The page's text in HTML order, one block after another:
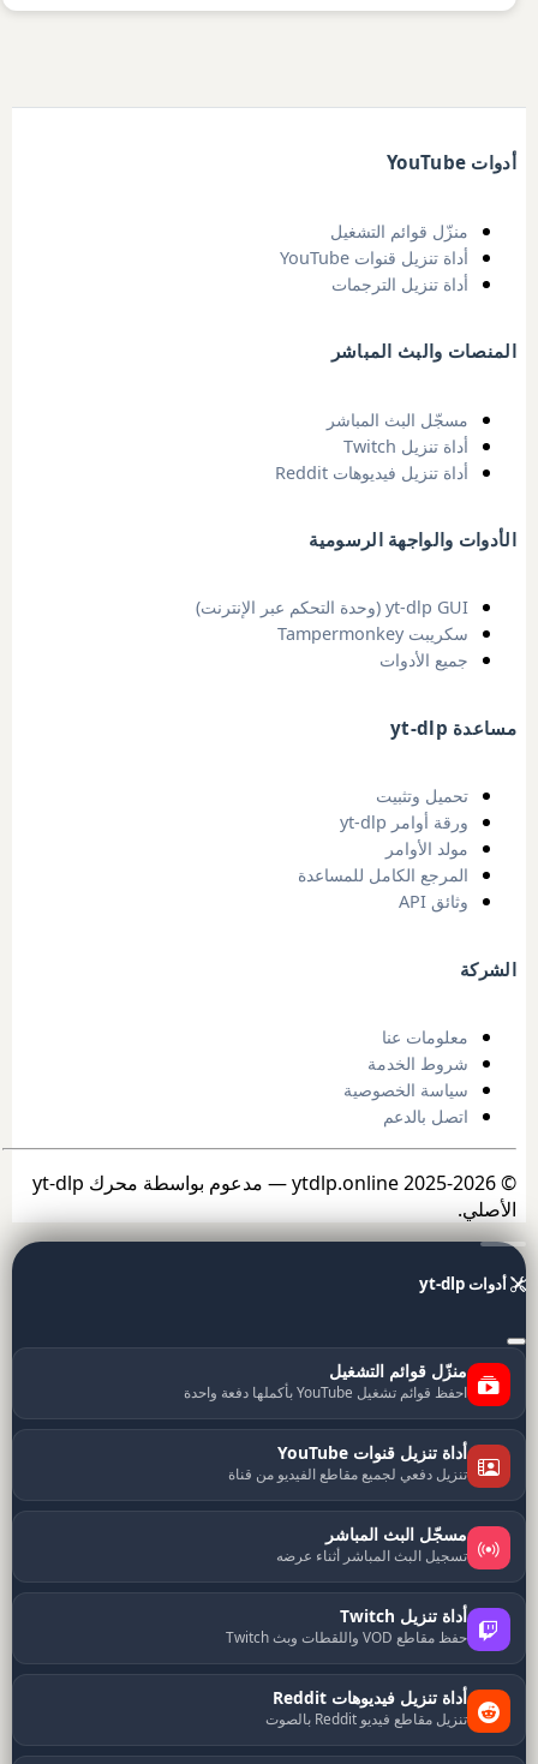
أدوات YouTube
منزّل قوائم التشغيل
أداة تنزيل قنوات YouTube
أداة تنزيل الترجمات
المنصات والبث المباشر
مسجّل البث المباشر
أداة تنزيل Twitch
أداة تنزيل فيديوهات Reddit
الأدوات والواجهة الرسومية
yt-dlp GUI (وحدة التحكم عبر الإنترنت)
سكريبت Tampermonkey
جميع الأدوات
مساعدة yt-dlp
تحميل وتثبيت
ورقة أوامر yt-dlp
مولد الأوامر
المرجع الكامل للمساعدة
وثائق API
الشركة
معلومات عنا
شروط الخدمة
سياسة الخصوصية
اتصل بالدعم
© 2025-2026 ytdlp.online — مدعوم بواسطة محرك yt-dlp
الأصلي.
أدوات yt-dlp
منزّل قوائم التشغيل
احفظ قوائم تشغيل YouTube بأكملها دفعة واحدة
أداة تنزيل قنوات YouTube
تنزيل دفعي لجميع مقاطع الفيديو من قناة
مسجّل البث المباشر
تسجيل البث المباشر أثناء عرضه
أداة تنزيل Twitch
حفظ مقاطع VOD واللقطات وبث Twitch
أداة تنزيل فيديوهات Reddit
تنزيل مقاطع فيديو Reddit بالصوت